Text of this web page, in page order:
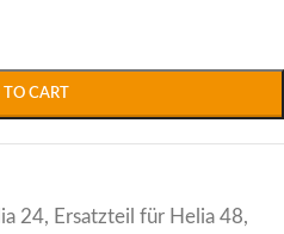
CART
24, Ersatzteil für Helia 48,